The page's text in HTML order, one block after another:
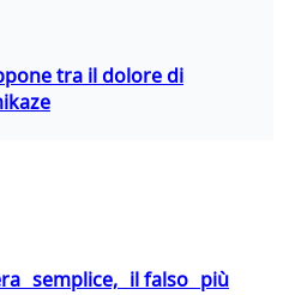
tra il dolore di
semplice, il falso più